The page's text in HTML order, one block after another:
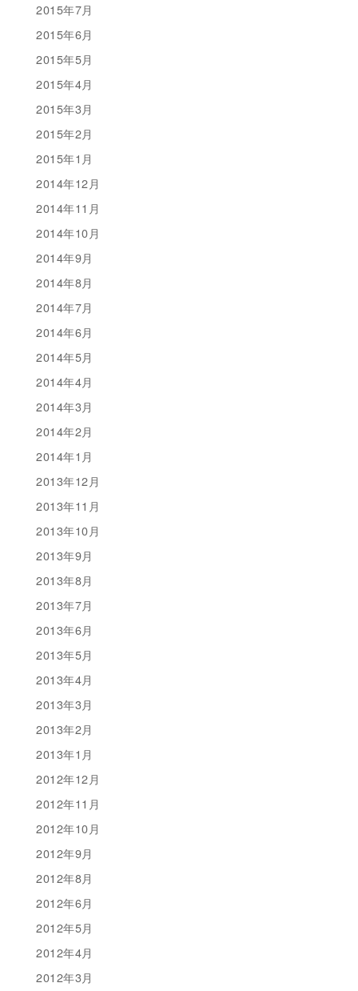
2015年7月
2015年6月
2015年5月
2015年4月
2015年3月
2015年2月
2015年1月
2014年12月
2014年11月
2014年10月
2014年9月
2014年8月
2014年7月
2014年6月
2014年5月
2014年4月
2014年3月
2014年2月
2014年1月
2013年12月
2013年11月
2013年10月
2013年9月
2013年8月
2013年7月
2013年6月
2013年5月
2013年4月
2013年3月
2013年2月
2013年1月
2012年12月
2012年11月
2012年10月
2012年9月
2012年8月
2012年6月
2012年5月
2012年4月
2012年3月